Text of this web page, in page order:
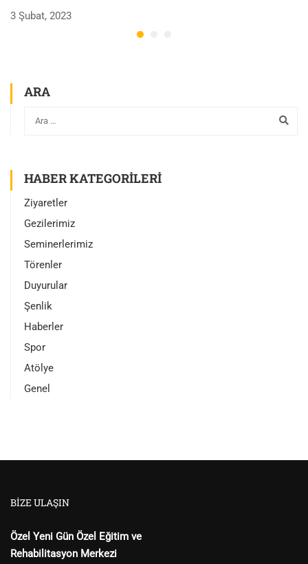
3 Şubat, 2023
ARA
HABER KATEGORILERI
Ziyaretler
Gezilerimiz
Seminerlerimiz
Törenler
Duyurular
Şenlik
Haberler
Spor
Atölye
Genel
BIZE ULAŞIN
Özel Yeni Gün Özel Eğitim ve
Rehabilitasyon Merkezi